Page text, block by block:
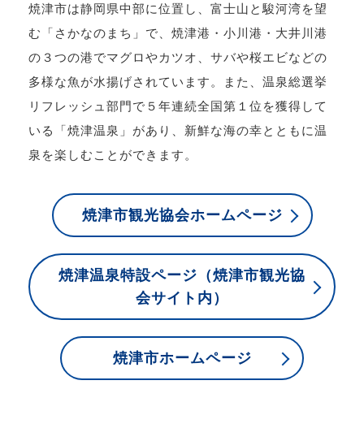
焼津市は静岡県中部に位置し、富士山と駿河湾を望
む「さかなのまち」で、焼津港・小川港・大井川港
の３つの港でマグロやカツオ、サバや桜エビなどの
多様な魚が水揚げされています。また、温泉総選挙
リフレッシュ部門で５年連続全国第１位を獲得して
いる「焼津温泉」があり、新鮮な海の幸とともに温
泉を楽しむことができます。
焼津市観光協会ホームページ
焼津温泉特設ページ（焼津市観光協
会サイト内）
焼津市ホームページ